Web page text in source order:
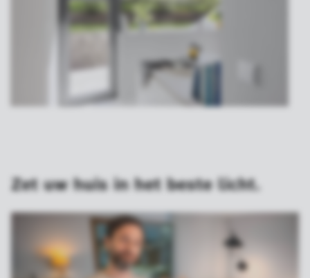
Zet uw huis in het beste licht.